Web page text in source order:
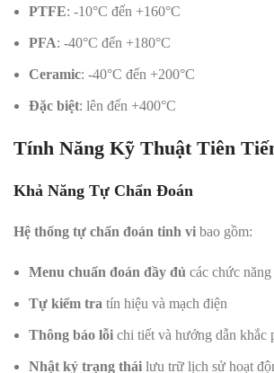
PTFE: -10°C đến +160°C
PFA: -40°C đến +180°C
Ceramic: -40°C đến +200°C
Đặc biệt: lên đến +400°C
Tính Năng Kỹ Thuật Tiên
Khả Năng Tự Chẩn Đoán
Hệ thống tự chẩn đoán tinh vi bao gồm:
Menu chuẩn đoán đầy đủ các chức năng
Tự kiểm tra tín hiệu và mạch điện
Thông báo lỗi chi tiết và hướng dẫn khắc
Nhật ký trạng thái lưu trữ lịch sử hoạt